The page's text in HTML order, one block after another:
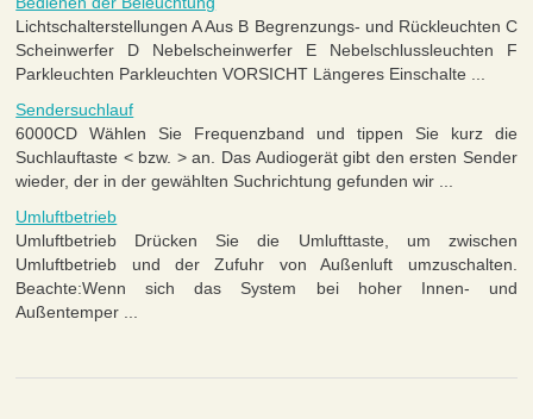
Lichtschalterstellungen A Aus B Begrenzungs- und Rückleuchten C
Scheinwerfer D Nebelscheinwerfer E Nebelschlussleuchten F
Parkleuchten Parkleuchten VORSICHT Längeres Einschalte ...
Sendersuchlauf
6000CD Wählen Sie Frequenzband und tippen Sie kurz die
Suchlauftaste < bzw. > an. Das Audiogerät gibt den ersten Sender
wieder, der in der gewählten Suchrichtung gefunden wir ...
Umluftbetrieb
Umluftbetrieb Drücken Sie die Umlufttaste, um zwischen
Umluftbetrieb und der Zufuhr von Außenluft umzuschalten.
Beachte:Wenn sich das System bei hoher Innen- und
Außentemper ...